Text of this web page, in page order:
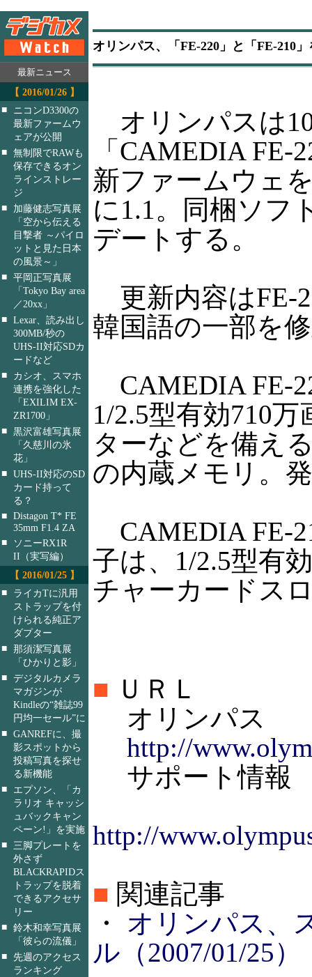
最新ニュース
【 2016/01/26 】
■
ニコンD3300の
最新ファームウ
ェアが公開
■ 無制限でRAWも
保存できるオン
ラインストレー
ジ
■
加藤健志写真展
「空から伝える
目撃者 ～パイロ
ットと見た日本
の風景～」
■ 平岡正写真展
「Tokyo Bay area
／20xx」
■ Lexar、読み出し
300MB/秒の
UHS-II対応SDカ
ードなど
■
カシオ、スマホ
連携を強化した
「EXILIM EX-
ZR1700」
■ 黒沢富雄写真展
「久慈川の氷
花」
■ UHS-II対応のSD
カード持って
る？
■ Distagon T* FE
35mm F1.4 ZA
■
ソニーRX1R
II（実写編）
【 2016/01/25 】
■
ライカTに汎用
ストラップを付
けられる純正ア
ダプター
■ 那須潔写真展
「ひかりと影」
■ デジタルカメラ
マガジンが
Kindleの“雑誌99
円均一セール”に
■ GANREFに、撮
影スポットから
投稿写真を探せ
る新機能
■
エプソン、「カ
ラリオ キャッシ
ュバックキャン
ペーン!」を実施
■ 三脚プレートを
外さず
BLACKRAPIDス
トラップを脱着
できるアクセサ
リー
■ 鈴木和幸写真展
「彼らの流儀」
■ 先週のアクセス
ランキング
オリンパス、「FE-220」と「FE-210
オリンパスは
「CAMEDIA
新ファームウェ
に1.1。同梱ソフ
デートする。
更新内容はFE-
韓国語の一部を
CAMEDIA FE-
1/2.5型有効710
ターなどを備え
の内蔵メモリ。
CAMEDIA FE-
子は、1/2.5型有
チャーカードス
■ ＵＲＬ
オリンパス
http://
サポート情報
http://
■ 関連記事
・ オリンパス、
ル（2007/01/25）